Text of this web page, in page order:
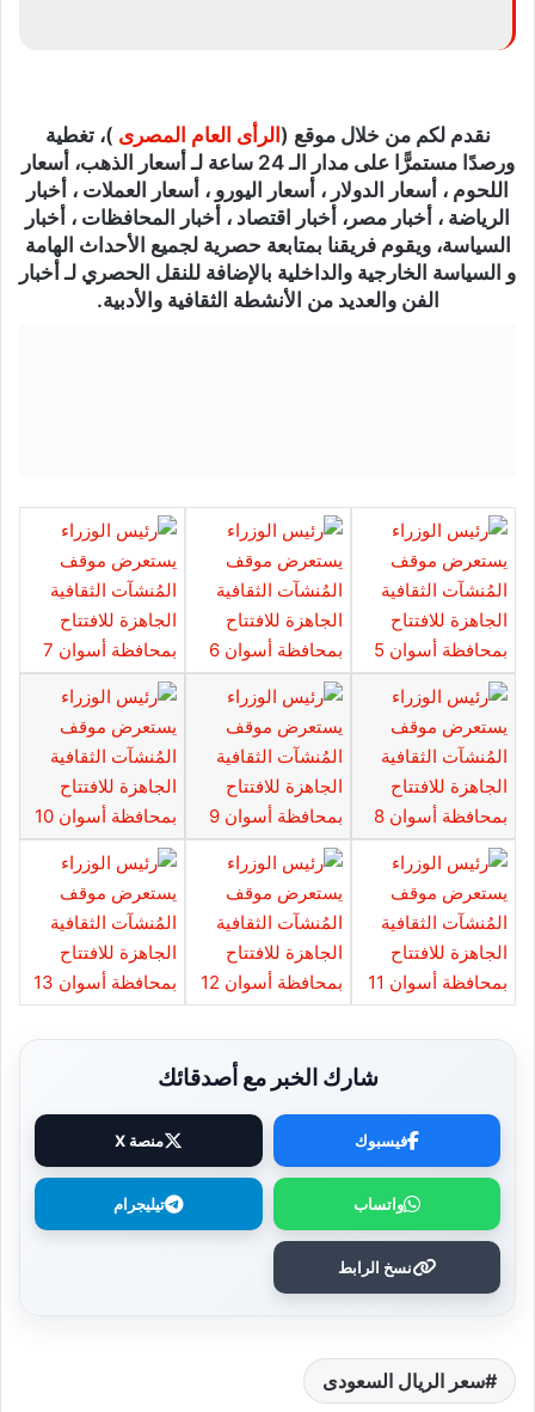
نقدم لكم من خلال موقع (الرأى العام المصرى )، تغطية
ورصدًا مستمرًّا على مدار الـ 24 ساعة لـ أسعار الذهب، أسعار
اللحوم ، أسعار الدولار ، أسعار اليورو ، أسعار العملات ، أخبار
الرياضة ، أخبار مصر، أخبار اقتصاد ، أخبار المحافظات ، أخبار
السياسة، ويقوم فريقنا بمتابعة حصرية لجميع الأحداث الهامة
و السياسة الخارجية والداخلية بالإضافة للنقل الحصري لـ أخبار
الفن والعديد من الأنشطة الثقافية والأدبية.
شارك الخبر مع أصدقائك
فيسبوك منصة X
واتساب تيليجرام
نسخ الرابط
سعر الريال السعودى